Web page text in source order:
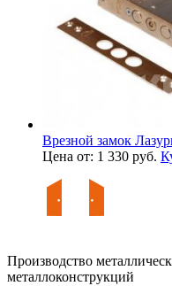
Врезной замок
Цена от: 1 330 руб.
Производство
металлоконструкций